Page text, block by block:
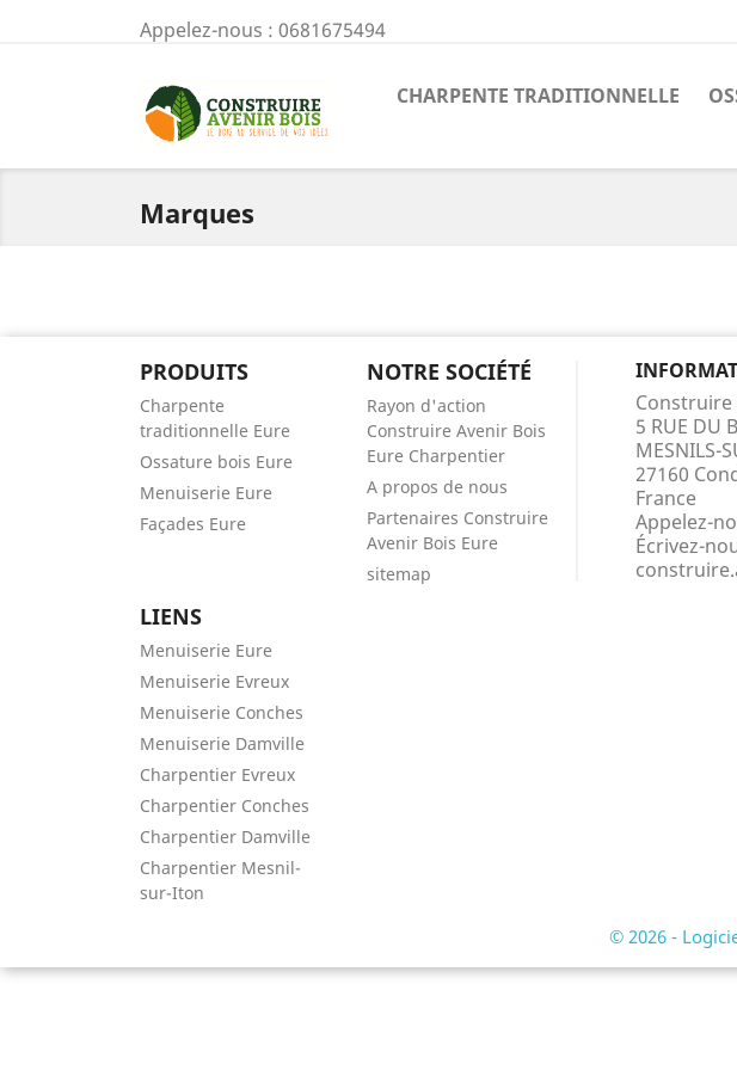
Appelez-nous : 0681675494
CHARPENTE TRADITIONNELLE
Marques
PRODUITS
Charpente
traditionnelle Eure
Ossature bois Eure
Menuiserie Eure
Façades Eure
NOTRE SOCIÉTÉ
Rayon d'action
Construire Avenir Bois
Eure Charpentier
A propos de nous
Partenaires Construire
Avenir Bois Eure
sitemap
LIENS
Menuiserie Eure
Menuiserie Evreux
Menuiserie Conches
Menuiserie Damville
Charpentier Evreux
Charpentier Conches
Charpentier Damville
Charpentier Mesnil-
sur-Iton
5 RUE DU
MESNILS-
27160
France
Appelez-
Écrivez-
© 2026 -